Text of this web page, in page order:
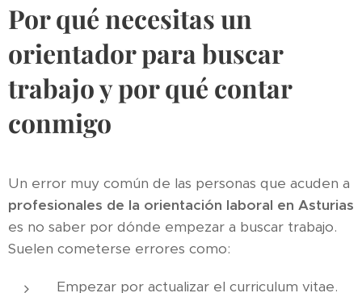
Por qué necesitas un
orientador para buscar
trabajo y por qué contar
conmigo
Un error muy común de las personas que acuden a
profesionales de la orientación laboral en Asturias
es no saber por dónde empezar a buscar trabajo.
Suelen cometerse errores como:
Empezar por actualizar el curriculum vitae.